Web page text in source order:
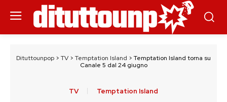
Dituttounpop > TV > Temptation Island > Temptation Island torna su
Canale 5 dal 24 giugno
TV Temptation Island